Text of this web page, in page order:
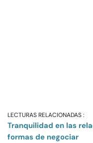
LECTURAS RELACIONADAS :
Tranquilidad en las
formas de negociar